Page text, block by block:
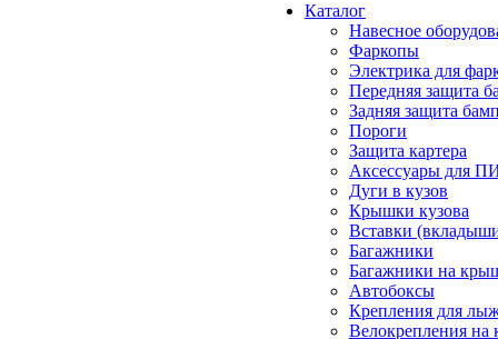
Каталог
Навесное
Фаркопы
Электрика для
Передняя защита
Задняя защита
Пороги
Защита картера
Аксессуары для
Дуги в кузов
Крышки кузова
Вставки
Багажники
Багажники на
Автобоксы
Крепления для
Велокрепления